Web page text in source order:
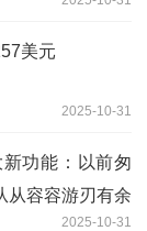
美元
2025-10-31
功能：以前匆
从容容游刃有余
2025-10-31